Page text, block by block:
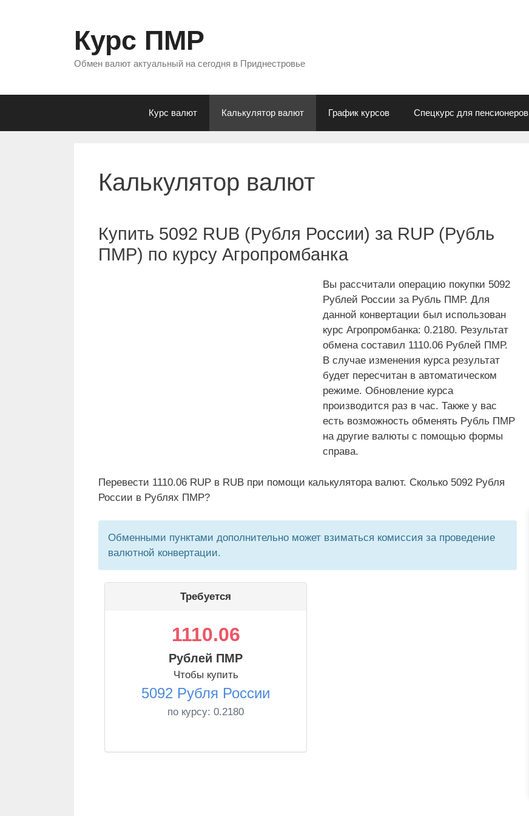
Курс ПМР
Обмен валют актуальный на сегодня в Приднестровье
Курс валют Калькулятор валют График курсов Спецкурс для пенсионеров
Калькулятор валют
Купить 5092 RUB (Рубля России) за RUP (Рубль
ПМР) по курсу Агропромбанка
Вы рассчитали операцию покупки 5092
Рублей России за Рубль ПМР. Для
данной конвертации был использован
курс Агропромбанка: 0.2180. Результат
обмена составил 1110.06 Рублей ПМР.
В случае изменения курса результат
будет пересчитан в автоматическом
режиме. Обновление курса
производится раз в час. Также у вас
есть возможность обменять Рубль ПМР
на другие валюты с помощью формы
справа.
Перевести 1110.06 RUP в RUB при помощи калькулятора валют. Сколько 5092 Рубля
России в Рублях ПМР?
Обменными пунктами дополнительно может взиматься комиссия за проведение
валютной конвертации.
Требуется
1110.06
Рублей ПМР
Чтобы купить
5092 Рубля России
по курсу: 0.2180